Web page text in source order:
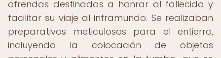
ofrendas destinadas a honrar al fallecido y
facilitar su viaje al inframundo. Se realizaban
preparativos meticulosos para el entierro,
incluyendo la colocación de objetos